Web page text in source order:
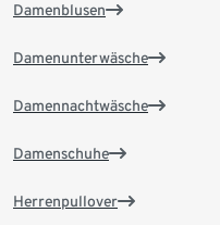
Damenblusen
Damenunterwäsche
Damennachtwäsche
Damenschuhe
Herrenpullover